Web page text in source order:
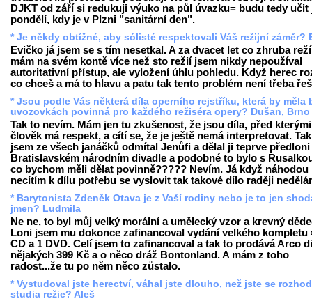
DJKT od září si redukuji výuko na půl úvazku= budu tedy učit
pondělí, kdy je v Plzni "sanitární den".
* Je někdy obtížné, aby sólisté respektovali Váš režijní záměr?
Evičko já jsem se s tím nesetkal. A za dvacet let co zhruba
mám na svém kontě více než sto režií jsem nikdy nepoužíval
autoritativní přístup, ale vyložení úhlu pohledu. Když herec
co chceš a má to hlavu a patu tak tento problém není třeba
* Jsou podle Vás některá díla operního rejstříku, která by měla
uvozovkách povinná pro každého režiséra opery? Dušan, Brno
Tak to nevím. Mám jen tu zkušenost, že jsou díla, před kterými
člověk má respekt, a cítí se, že je ještě nemá interpretovat.
jsem ze všech janáčků odmítal Jenůfi a dělal ji teprve předloni
Bratislavském národním divadle a podobné to bylo s
co bychom měli dělat povinně????? Nevím. Já když náhodou
necítím k dílu potřebu se vyslovit tak takové dílo raději
* Barytonista Zdeněk Otava je z Vaší rodiny nebo je to jen
jmen? Ludmila
Ne ne, to byl můj velký morální a umělecký vzor a krevný
Loni jsem mu dokonce zafinancoval vydání velkého kompletu
CD a 1 DVD. Celí jsem to zafinancoval a tak to prodává Arco
nějakých 399 Kč a o něco dráž Bontonland. A mám z toho
radost...že tu po něm něco zůstalo.
* Vystudoval jste herectví, váhal jste dlouho, než jste se
studia režie? Aleš